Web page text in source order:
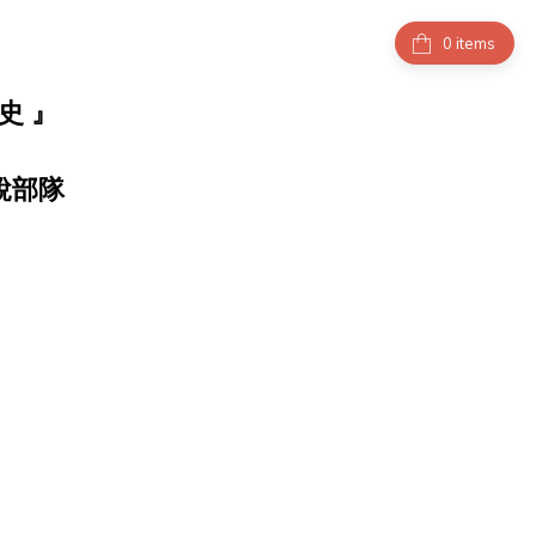
items
』
部隊